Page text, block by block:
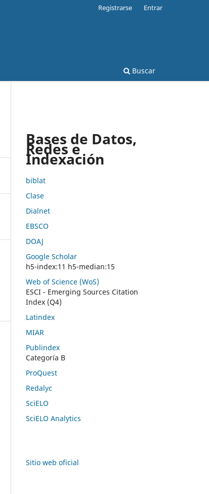
Buscar
Registrarse Entrar
Bases de Datos,
Redes e
Indexación
biblat
Clase
Dialnet
EBSCO
DOAJ
Google Scholar
h5-index:11 h5-median:15
Web of Science (WoS)
ESCI - Emerging Sources Citation
Index (Q4)
Latindex
MIAR
Publindex
Categoría B
ProQuest
Redalyc
SciELO
SciELO Analytics
Sitio web oficial